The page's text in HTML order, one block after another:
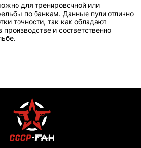
для тренировочной или
по банкам. Данные пули отлично
точности, так как обладают
и соответственно